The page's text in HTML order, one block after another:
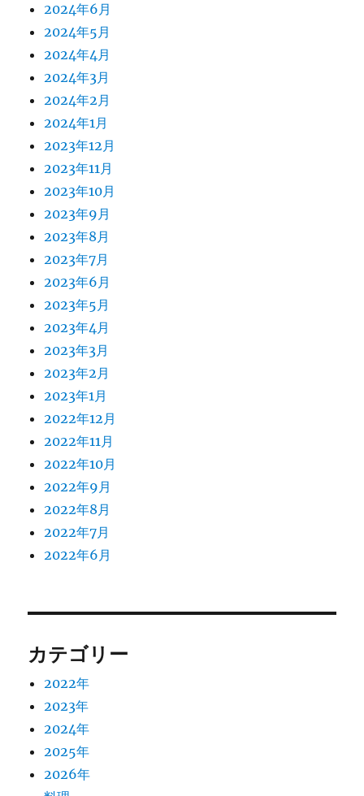
2024年6月
2024年5月
2024年4月
2024年3月
2024年2月
2024年1月
2023年12月
2023年11月
2023年10月
2023年9月
2023年8月
2023年7月
2023年6月
2023年5月
2023年4月
2023年3月
2023年2月
2023年1月
2022年12月
2022年11月
2022年10月
2022年9月
2022年8月
2022年7月
2022年6月
カテゴリー
2022年
2023年
2024年
2025年
2026年